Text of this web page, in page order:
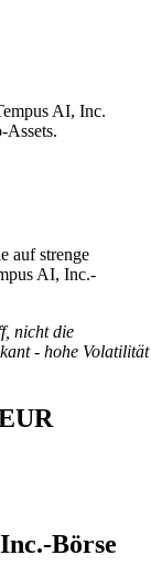
AI, Inc.
Assets.
auf strenge
AI, Inc.-
nicht die
- hohe Volatilität
Börse